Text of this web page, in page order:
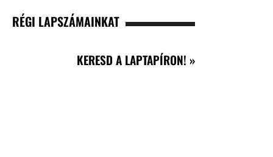
RÉGI LAPSZÁMAINKAT
KERESD A LAPTAPÍRON! »